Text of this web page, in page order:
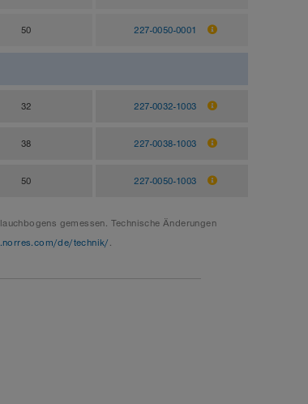
50 227-0050-0001
32 227-0032-1003
38 227-0038-1003
50 227-0050-1003
gemessen. Technische Änderungen
de/technik/.